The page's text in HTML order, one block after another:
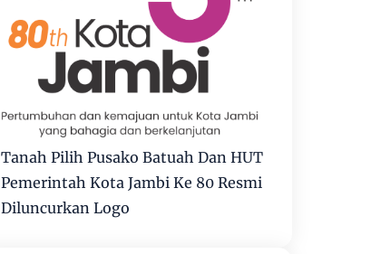
Tanah Pilih Pusako Batuah Dan HUT
Pemerintah Kota Jambi Ke 80 Resmi
Diluncurkan Logo